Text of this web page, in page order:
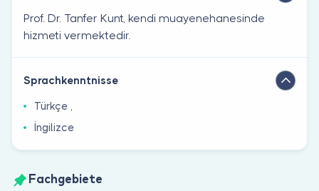
Prof. Dr. Tanfer Kunt, kendi muayenehanesinde
hizmeti vermektedir.
Sprachkenntnisse
Türkçe ,
İngilizce
Fachgebiete